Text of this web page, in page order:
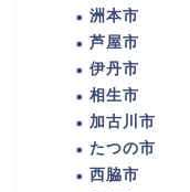
洲本市
芦屋市
伊丹市
相生市
加古川市
たつの市
西脇市